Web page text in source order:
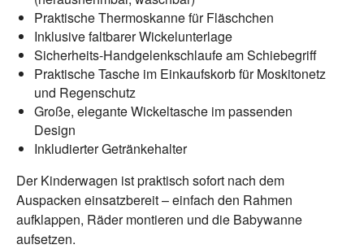
Praktische Thermoskanne für Fläschchen
Inklusive faltbarer Wickelunterlage
Sicherheits-Handgelenkschlaufe am Schiebegriff
Praktische Tasche im Einkaufskorb für Moskitonetz
und Regenschutz
Große, elegante Wickeltasche im passenden
Design
Inkludierter Getränkehalter
Der Kinderwagen ist praktisch sofort nach dem
Auspacken einsatzbereit – einfach den Rahmen
aufklappen, Räder montieren und die Babywanne
aufsetzen.